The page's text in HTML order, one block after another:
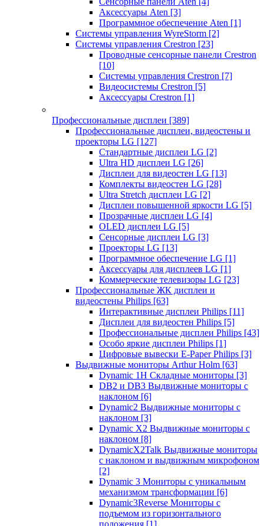
Аксессуары Aten [3]
Программное обеспечение Aten [1]
Системы управления WyreStorm [2]
Системы управления Crestron [23]
Проводные сенсорные панели Crestron
[10]
Системы управления Crestron [7]
Видеосистемы Crestron [5]
Аксессуары Crestron [1]
Профессиональные дисплеи [389]
Профессиональные дисплеи, видеостены и
проекторы LG [127]
Стандартные дисплеи LG [2]
Ultra HD дисплеи LG [26]
Дисплеи для видеостен LG [13]
Комплекты видеостен LG [28]
Ultra Stretch дисплеи LG [2]
Дисплеи повышенной яркости LG [5]
Прозрачные дисплеи LG [4]
OLED дисплеи LG [5]
Сенсорные дисплеи LG [3]
Проекторы LG [13]
Программное обеспечение LG [1]
Аксессуары для дисплеев LG [1]
Коммерческие телевизоры LG [23]
Профессиональные ЖК дисплеи и
видеостены Philips [63]
Интерактивные дисплеи Philips [11]
Дисплеи для видеостен Philips [5]
Профессиональные дисплеи Philips [43]
Особо яркие дисплеи Philips [1]
Цифровые вывески E-Paper Philips [3]
Выдвижные мониторы Arthur Holm [63]
Dynamic 1Н Складные мониторы [3]
DB2 и DB3 Выдвижные мониторы с
наклоном [6]
Dynamic2 Выдвижные мониторы с
наклоном [3]
Dynamic X2 Выдвижные мониторы с
наклоном [8]
DynamicX2Talk Выдвижные мониторы
с наклоном и выдвижным микрофоном
[2]
Dynamic 3 Мониторы с уникальным
механизмом трансформации [6]
Dynamic3Reverse Мониторы с
подъемом из горизонтального
положения [1]